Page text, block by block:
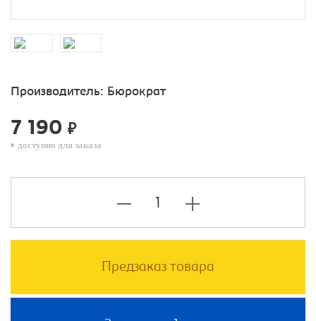
Производитель: Бюрократ
7 190 ₽
доступно для заказа
Предзаказ товара